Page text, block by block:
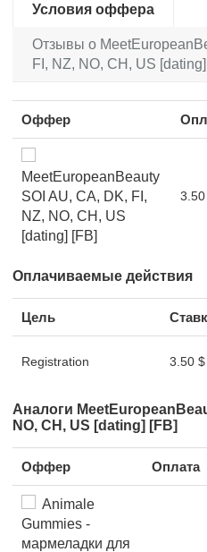
Условия оффера
Отзывы о
FI, NZ, NO, CH, US
Оффер
MeetEuropeanBeauty
SOI AU, CA, DK, FI,
NZ, NO, CH, US
[dating] [FB]
Оплачиваемые действия
Цель
Registration 3.50 $
Аналоги
NO, CH, US [dating] [FB]
Оффер Оплата
Animale
Gummies -
мармеладки для